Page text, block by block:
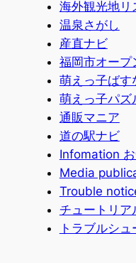
海外観光地リ
温泉さがし
産直ナビ
福岡市オープ
萌えっ子ばす
萌えっ子パズ
通販マニア
道の駅ナビ
Infomation
Media
Trouble
チュートリア
トラブルシ